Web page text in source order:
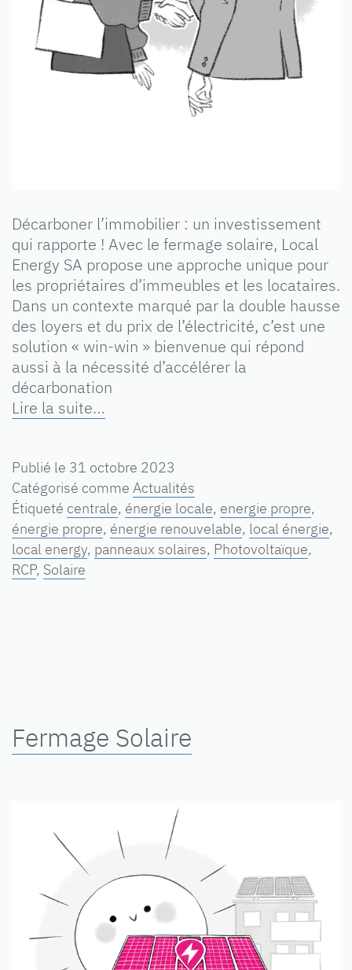
Décarboner l’immobilier : un investissement
qui rapporte ! Avec le fermage solaire, Local
Energy SA propose une approche unique pour
les propriétaires d’immeubles et les locataires.
Dans un contexte marqué par la double hausse
des loyers et du prix de l’électricité, c’est une
solution « win-win » bienvenue qui répond
aussi à la nécessité d’accélérer la
décarbonation
Lire la suite…
Publié le 31 octobre 2023
Catégorisé comme Actualités
Étiqueté centrale, énergie locale, energie propre,
énergie propre, énergie renouvelable, local énergie,
local energy, panneaux solaires, Photovoltaïque,
RCP, Solaire
Fermage Solaire